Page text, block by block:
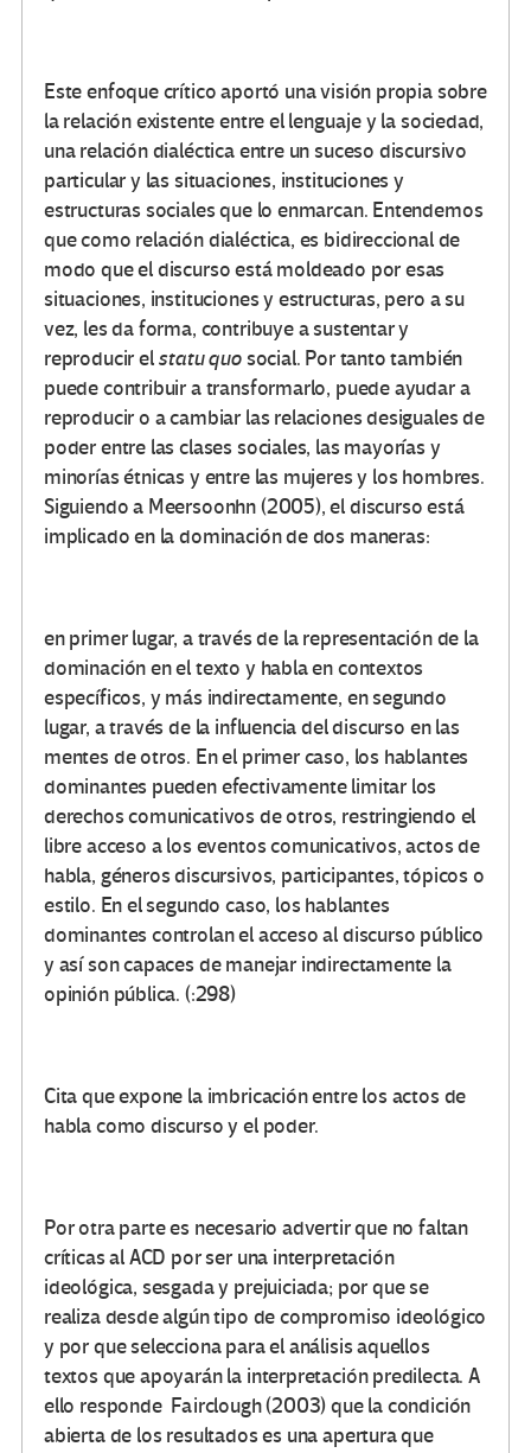
Este enfoque crítico aportó una visión propia sobre
la relación existente entre el lenguaje y la sociedad,
una relación dialéctica entre un suceso discursivo
particular y las situaciones, instituciones y
estructuras sociales que lo enmarcan. Entendemos
que como relación dialéctica, es bidireccional de
modo que el discurso está moldeado por esas
situaciones, instituciones y estructuras, pero a su
vez, les da forma, contribuye a sustentar y
reproducir elstatu quosocial. Por tanto también
puede contribuir a transformarlo, puede ayudar a
reproducir o a cambiar las relaciones desiguales de
poder entre las clases sociales, las mayorías y
minorías étnicas y entre las mujeres y los hombres.
Siguiendo a Meersoonhn (2005), el discurso está
implicado en la dominación de dos maneras:
en primer lugar, a través de la representación de la
dominación en el texto y habla en contextos
específicos, y más indirectamente, en segundo
lugar, a través de la influencia del discurso en las
mentes de otros. En el primer caso, los hablantes
dominantes pueden efectivamente limitar los
derechos comunicativos de otros, restringiendo el
libre acceso a los eventos comunicativos, actos de
habla, géneros discursivos, participantes, tópicos o
estilo. En el segundo caso, los hablantes
dominantes controlan el acceso al discurso público
y así son capaces de manejar indirectamente la
opinión pública. (:298)
Cita que expone la imbricación entre los actos de
habla como discurso y el poder.
Por otra parte es necesario advertir que no faltan
críticas al ACD por ser una interpretación
ideológica, sesgada y prejuiciada; por que se
realiza desde algún tipo de compromiso ideológico
y por que selecciona para el análisis aquellos
textos que apoyarán la interpretación predilecta. A
ello responde Fairclough (2003) que la condición
abierta de los resultados es una apertura que